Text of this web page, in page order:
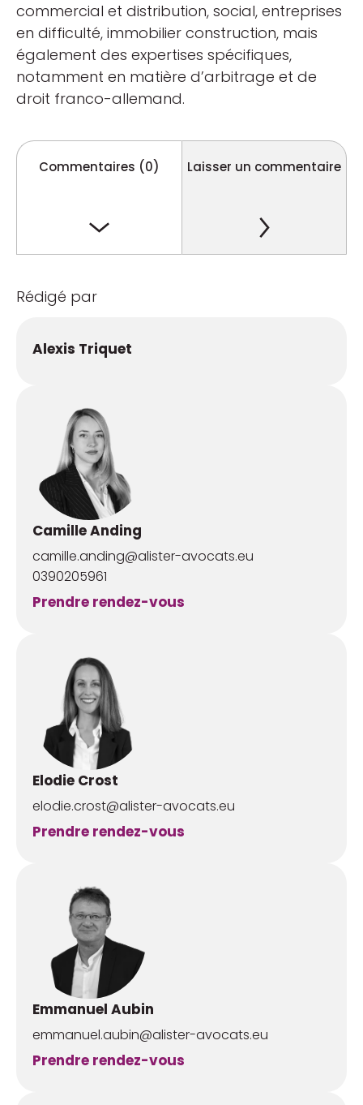
commercial et distribution, social, entreprises
en difficulté, immobilier construction, mais
également des expertises spécifiques,
notamment en matière d’arbitrage et de
droit franco-allemand.
Commentaires (0) Laisser un commentaire
Rédigé par
Alexis Triquet
Camille Anding
camille.anding@alister-avocats.eu
0390205961
Prendre rendez-vous
Elodie Crost
elodie.crost@alister-avocats.eu
Prendre rendez-vous
Emmanuel Aubin
emmanuel.aubin@alister-avocats.eu
Prendre rendez-vous